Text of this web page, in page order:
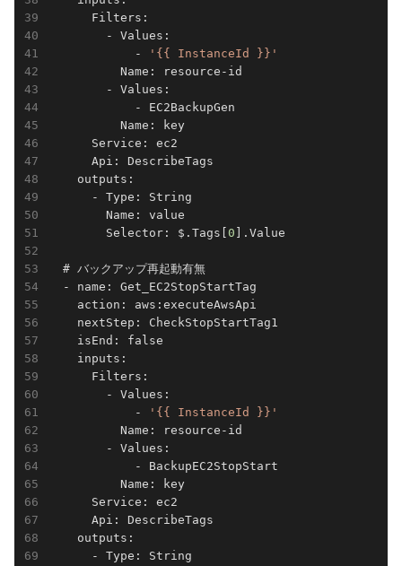
      Filters:
        - Values:
            -
'{{ InstanceId }}'
          Name: resource-id
        - Values:
            - EC2BackupGen
          Name: key
      Service: ec2
      Api: DescribeTags
    outputs:
      - Type: String
        Name: value
        Selector: $.Tags[
0 ].Value
  # バックアップ再起動有無
  - name: Get_EC2StopStartTag
    action: aws:executeAwsApi
    nextStep: CheckStopStartTag1
    isEnd: false
    inputs:
      Filters:
        - Values:
            -
'{{ InstanceId }}'
          Name: resource-id
        - Values:
            - BackupEC2StopStart
          Name: key
      Service: ec2
      Api: DescribeTags
    outputs:
      - Type: String